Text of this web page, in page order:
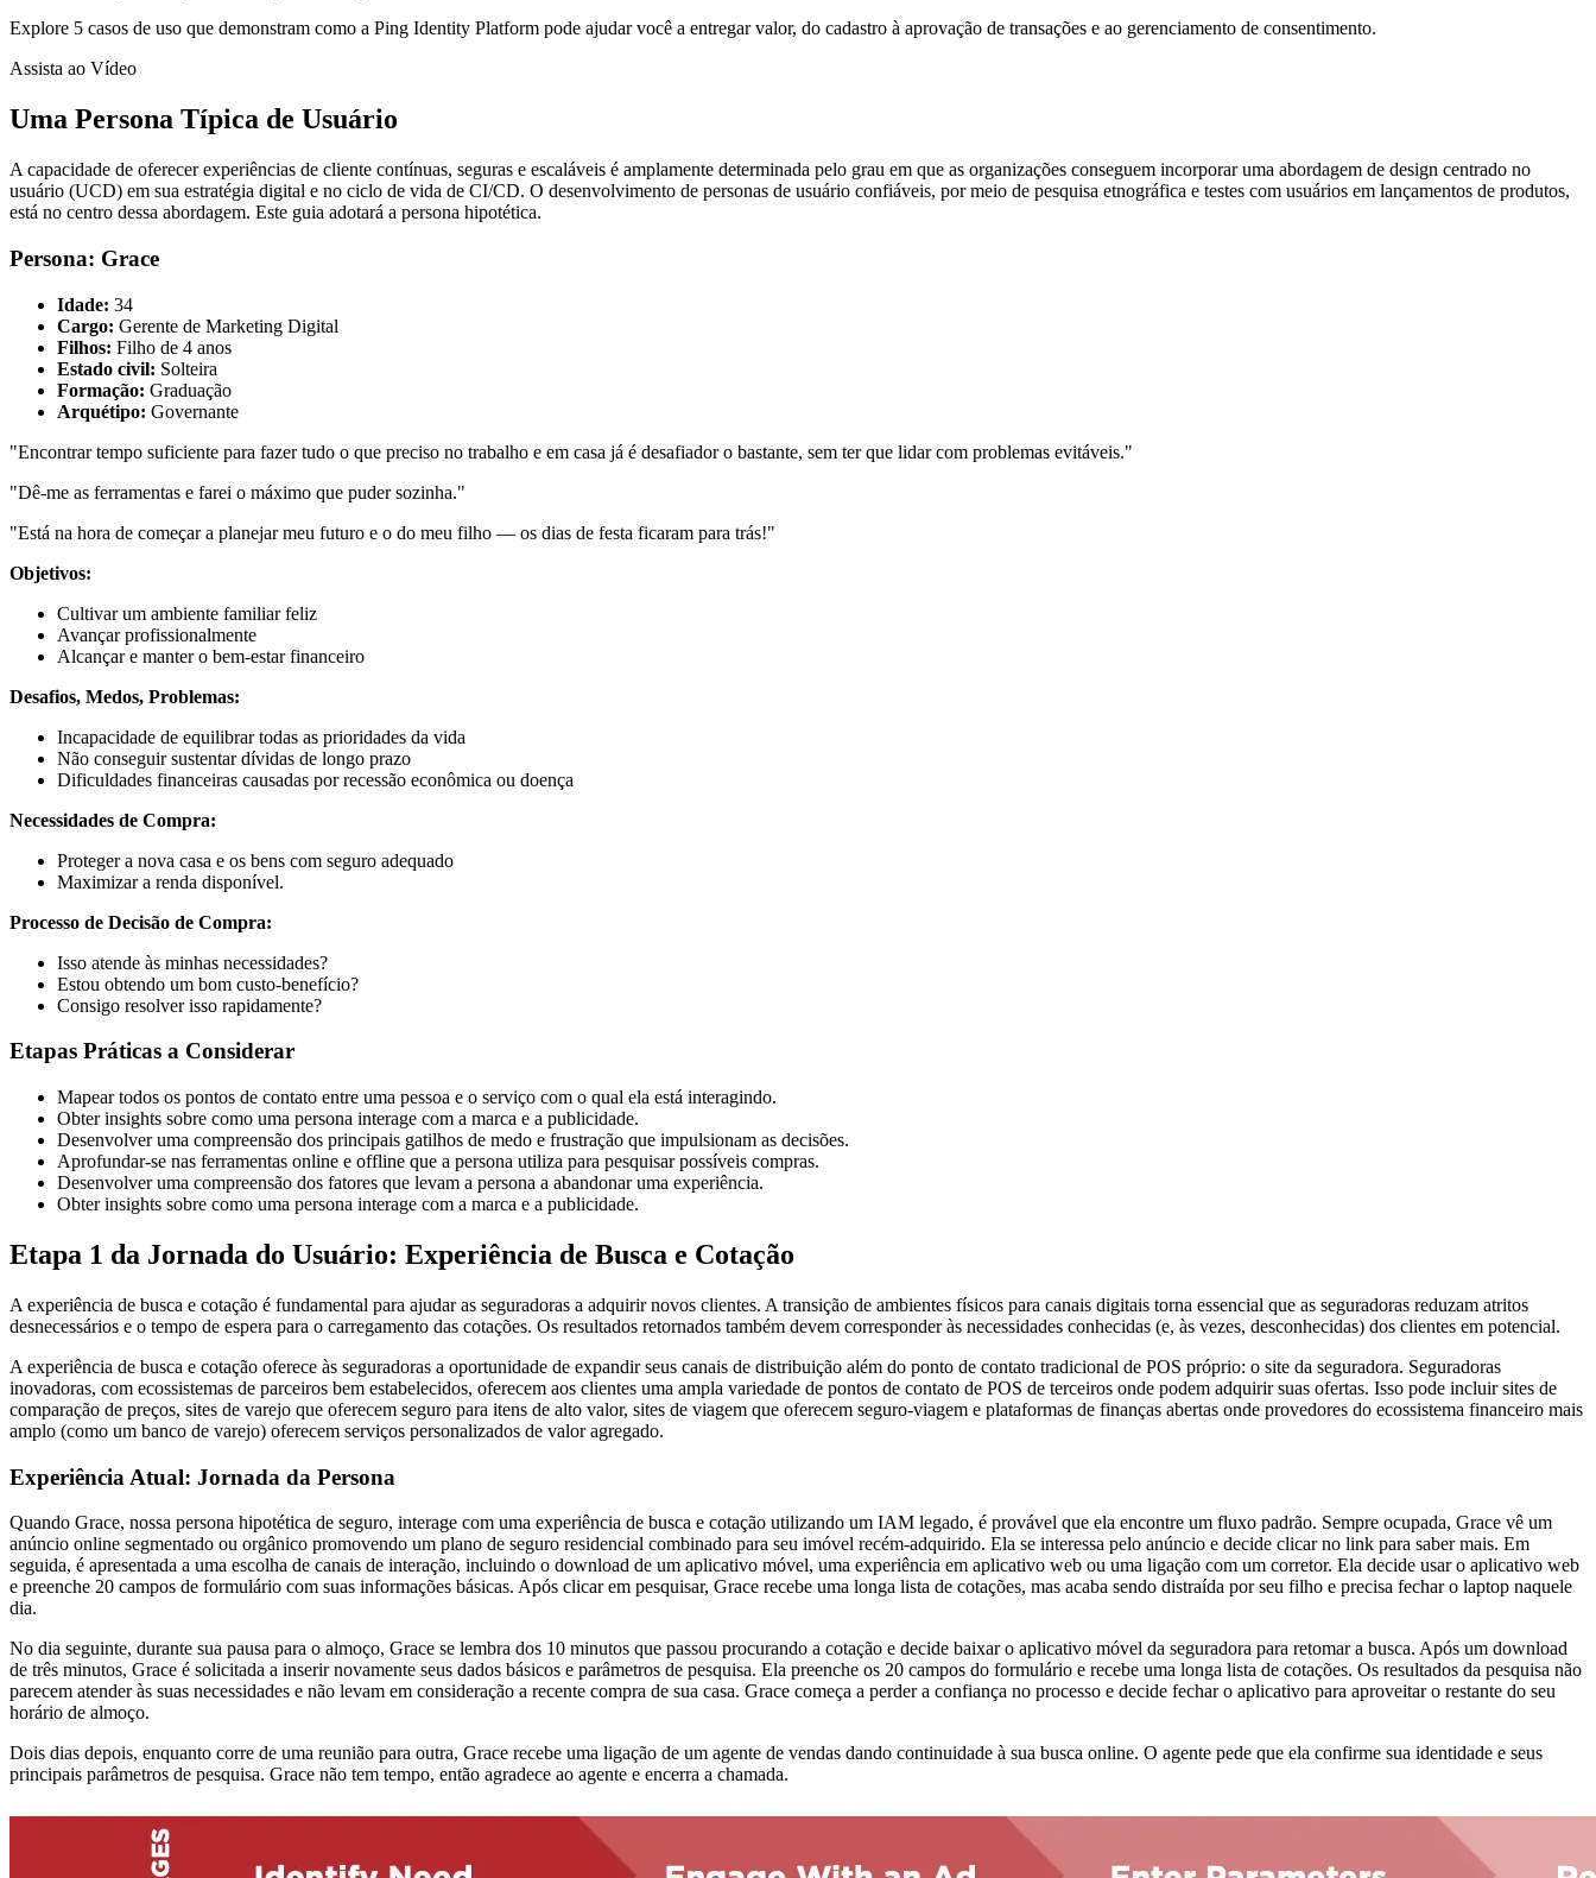
Explore 5 casos de uso que demonstram como a Ping Identity Platform pode ajudar você a entregar valor, do cadastro à aprovação de transações e ao gerenciamento de consentimento.
Assista ao Vídeo
Uma Persona Típica de Usuário
A capacidade de oferecer experiências de cliente contínuas, seguras e escaláveis é amplamente determinada pelo grau em que as organizações conseguem incorporar uma abordagem de design centrado no
usuário (UCD) em sua estratégia digital e no ciclo de vida de CI/CD. O desenvolvimento de personas de usuário confiáveis, por meio de pesquisa etnográfica e testes com usuários em lançamentos de produtos,
está no centro dessa abordagem. Este guia adotará a persona hipotética.
Persona: Grace
Idade: 34
Cargo: Gerente de Marketing Digital
Filhos: Filho de 4 anos
Estado civil: Solteira
Formação: Graduação
Arquétipo: Governante
"Encontrar tempo suficiente para fazer tudo o que preciso no trabalho e em casa já é desafiador o bastante, sem ter que lidar com problemas evitáveis."
"Dê-me as ferramentas e farei o máximo que puder sozinha."
"Está na hora de começar a planejar meu futuro e o do meu filho — os dias de festa ficaram para trás!"
Objetivos:
Cultivar um ambiente familiar feliz
Avançar profissionalmente
Alcançar e manter o bem-estar financeiro
Desafios, Medos, Problemas:
Incapacidade de equilibrar todas as prioridades da vida
Não conseguir sustentar dívidas de longo prazo
Dificuldades financeiras causadas por recessão econômica ou doença
Necessidades de Compra:
Proteger a nova casa e os bens com seguro adequado
Maximizar a renda disponível.
Processo de Decisão de Compra:
Isso atende às minhas necessidades?
Estou obtendo um bom custo-benefício?
Consigo resolver isso rapidamente?
Etapas Práticas a Considerar
Mapear todos os pontos de contato entre uma pessoa e o serviço com o qual ela está interagindo.
Obter insights sobre como uma persona interage com a marca e a publicidade.
Desenvolver uma compreensão dos principais gatilhos de medo e frustração que impulsionam as decisões.
Aprofundar-se nas ferramentas online e offline que a persona utiliza para pesquisar possíveis compras.
Desenvolver uma compreensão dos fatores que levam a persona a abandonar uma experiência.
Obter insights sobre como uma persona interage com a marca e a publicidade.
Etapa 1 da Jornada do Usuário: Experiência de Busca e Cotação
A experiência de busca e cotação é fundamental para ajudar as seguradoras a adquirir novos clientes. A transição de ambientes físicos para canais digitais torna essencial que as seguradoras reduzam atritos
desnecessários e o tempo de espera para o carregamento das cotações. Os resultados retornados também devem corresponder às necessidades conhecidas (e, às vezes, desconhecidas) dos clientes em potencial.
A experiência de busca e cotação oferece às seguradoras a oportunidade de expandir seus canais de distribuição além do ponto de contato tradicional de POS próprio: o site da seguradora. Seguradoras
inovadoras, com ecossistemas de parceiros bem estabelecidos, oferecem aos clientes uma ampla variedade de pontos de contato de POS de terceiros onde podem adquirir suas ofertas. Isso pode incluir sites de
comparação de preços, sites de varejo que oferecem seguro para itens de alto valor, sites de viagem que oferecem seguro-viagem e plataformas de finanças abertas onde provedores do ecossistema financeiro mais
amplo (como um banco de varejo) oferecem serviços personalizados de valor agregado.
Experiência Atual: Jornada da Persona
Quando Grace, nossa persona hipotética de seguro, interage com uma experiência de busca e cotação utilizando um IAM legado, é provável que ela encontre um fluxo padrão. Sempre ocupada, Grace vê um
anúncio online segmentado ou orgânico promovendo um plano de seguro residencial combinado para seu imóvel recém-adquirido. Ela se interessa pelo anúncio e decide clicar no link para saber mais. Em
seguida, é apresentada a uma escolha de canais de interação, incluindo o download de um aplicativo móvel, uma experiência em aplicativo web ou uma ligação com um corretor. Ela decide usar o aplicativo web
e preenche 20 campos de formulário com suas informações básicas. Após clicar em pesquisar, Grace recebe uma longa lista de cotações, mas acaba sendo distraída por seu filho e precisa fechar o laptop naquele
dia.
No dia seguinte, durante sua pausa para o almoço, Grace se lembra dos 10 minutos que passou procurando a cotação e decide baixar o aplicativo móvel da seguradora para retomar a busca. Após um download
de três minutos, Grace é solicitada a inserir novamente seus dados básicos e parâmetros de pesquisa. Ela preenche os 20 campos do formulário e recebe uma longa lista de cotações. Os resultados da pesquisa não
parecem atender às suas necessidades e não levam em consideração a recente compra de sua casa. Grace começa a perder a confiança no processo e decide fechar o aplicativo para aproveitar o restante do seu
horário de almoço.
Dois dias depois, enquanto corre de uma reunião para outra, Grace recebe uma ligação de um agente de vendas dando continuidade à sua busca online. O agente pede que ela confirme sua identidade e seus
principais parâmetros de pesquisa. Grace não tem tempo, então agradece ao agente e encerra a chamada.